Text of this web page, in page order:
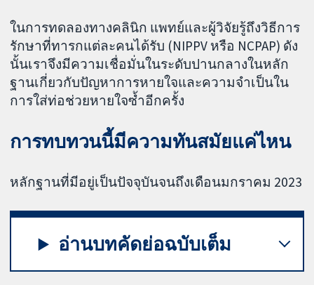
ในการทดลองทางคลินิก แพทย์และผู้วิจัยรู้ถึงวิธีการ
รักษาที่ทารกแต่ละคนได้รับ (NIPPV หรือ NCPAP) ดัง
นั้นเราจึงมีความเชื่อมั่นในระดับปานกลางในหลัก
ฐานเกี่ยวกับปัญหาการหายใจและความจำเป็นใน
การใส่ท่อช่วยหายใจซ้ำอีกครั้ง
การทบทวนนี้มีความทันสมัยแค่ไหน
หลักฐานที่มีอยู่เป็นปัจจุบันจนถึงเดือนมกราคม 2023
อ่านบทคัดย่อฉบับเต็ม